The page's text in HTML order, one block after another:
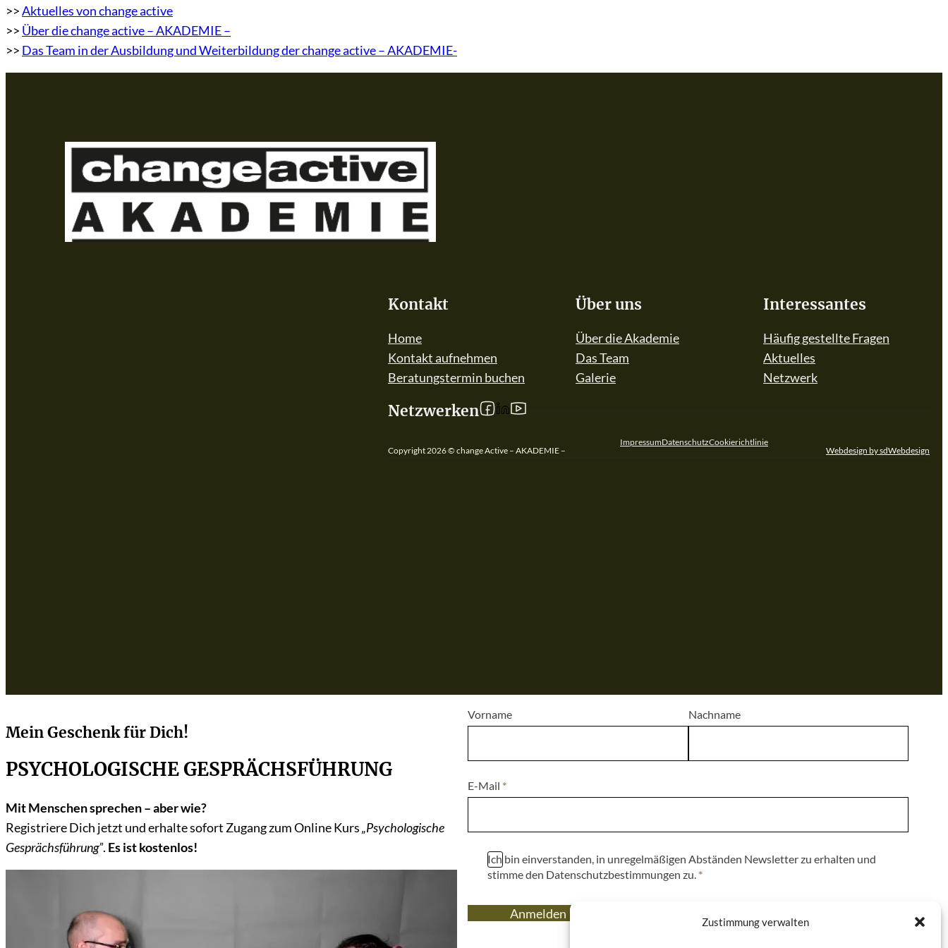
Zustimmung verwalten
>>Aktuelles von change active
>> Über die change active – AKADEMIE –
>> Das Team in der Ausbildung und Weiterbildung der change active – AKADEMIE-
Kontakt
Home
Kontakt aufnehmen
Beratungstermin buchen
Über uns
Über die Akademie
Das Team
Galerie
Interessantes
Häufig gestellte Fragen
Aktuelles
Netzwerk
Netzwerken Follow us on Facebook
Follow us on linkedIn
Copyright 2026 © change Active – AKADEMIE –
ImpressumDatenschutzCookierichtlinie
Webdesign by sdWebdesign
Mein Geschenk für Dich!
PSYCHOLOGISCHE GESPRÄCHSFÜHRUNG
Mit Menschen sprechen – aber wie?
Registriere Dich jetzt und erhalte sofort Zugang zum Online Kurs„Psychologische
Gesprächsführung”. Es ist kostenlos!
Vorname Nachname
E-Mail *
Ich bin einverstanden, in unregelmäßigen Abständen Newsletter zu erhalten und
stimme den Datenschutzbestimmungen zu.*
Anmelden